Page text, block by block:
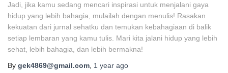
Jadi, jika kamu sedang mencari inspirasi untuk menjalani gaya
hidup yang lebih bahagia, mulailah dengan menulis! Rasakan
kekuatan dari jurnal sehatku dan temukan kebahagiaan di balik
setiap lembaran yang kamu tulis. Mari kita jalani hidup yang lebih
sehat, lebih bahagia, dan lebih bermakna!
By gek4869@gmail.com 1 year ago